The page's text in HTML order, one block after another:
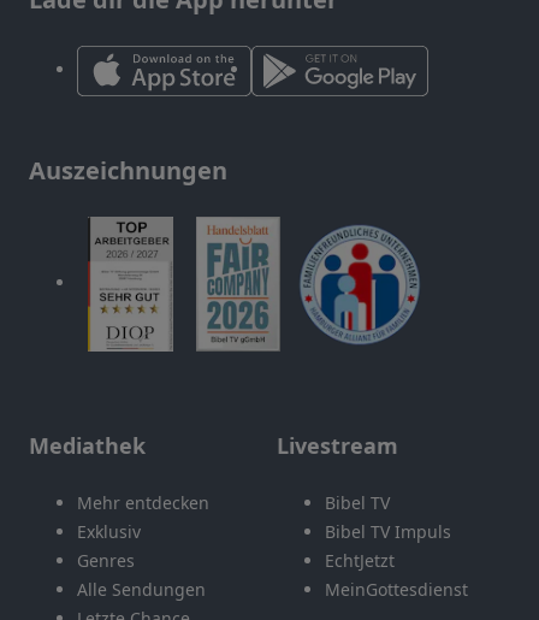
Auszeichnungen
Mediathek
Mehr entdecken
Exklusiv
Genres
Alle Sendungen
Livestream
Bibel TV
Bibel TV Impuls
EchtJetzt
MeinGottesdienst